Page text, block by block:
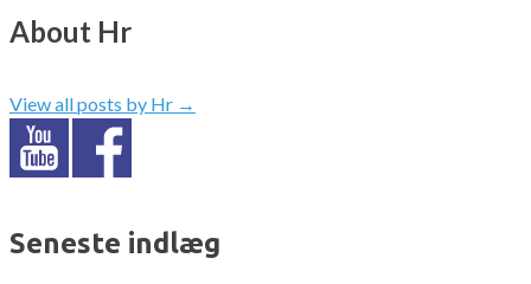
About Hr
View all posts by Hr →
Seneste indlæg